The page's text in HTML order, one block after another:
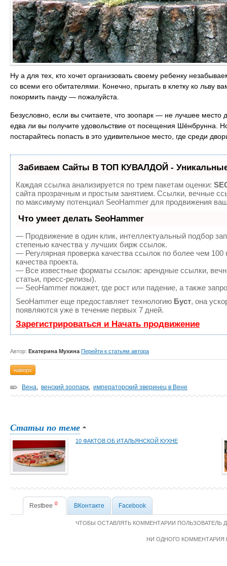
Ну а для тех, кто хочет организовать своему ребенку
со всеми его обитателями. Конечно, прыгать в клетку ко льву
покормить панду — пожалуйста.
Безусловно, если вы считаете, что зоопарк — не лучшее
едва ли вы получите удовольствие от посещения Шёнбрунна.
постарайтесь попасть в это удивительное место, где среди
Забиваем Сайты В ТОП КУВАЛДОЙ - Уникальные
Каждая ссылка анализируется по трем пакетам оценки:
сайта прозрачным и простым занятием. Ссылки, вечные
по максимуму потенциал SeoHammer для продвижения
Что умеет делать SeoHammer
— Продвижение в один клик, интеллектуальный подбор
степенью качества у лучших бирж ссылок.
— Регулярная проверка качества ссылок по более чем
качества проекта.
— Все известные форматы ссылок: арендные ссылки,
статьи, пресс-релизы).
— SeoHammer покажет, где рост или падение, а также
SeoHammer еще предоставляет технологию Буст, она
появляются уже в течение первых 7 дней.
Зарегистрироваться и Начать продвижение
Автор: Екатерина Мухина Перейти к статьям автора
наверх
Вена венский зоопарк императорский зверинец в Вене
Статьи по теме
10 ФАКТОВ ОБ ИТАЛЬЯНСКОЙ КУХНЕ
Restbee 0 ВКонтакте Facebook
ЧТОБЫ ОСТАВЛЯТЬ КОММЕНТАРИИ
НИ ОДНОГО КОММЕНТАРИЯ